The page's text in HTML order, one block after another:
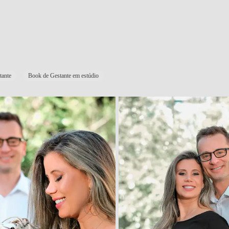
Book de Gestante em estúdio